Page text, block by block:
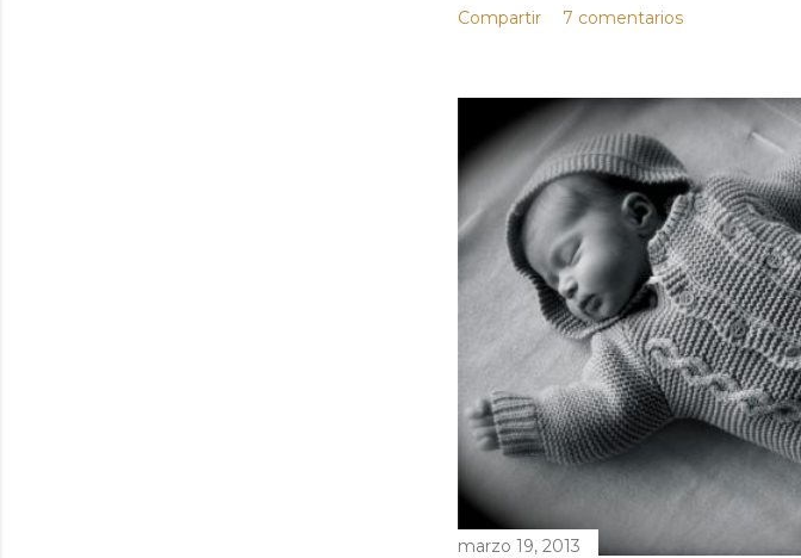
Compartir 7 comentarios
marzo 19, 2013